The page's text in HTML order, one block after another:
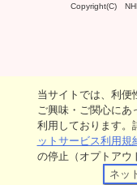
Copyright(C)
当サイトでは、利便
ご興味・ご関心に
利用しております。
ットサービス利用規
の停止（オプトアウ
ネッ